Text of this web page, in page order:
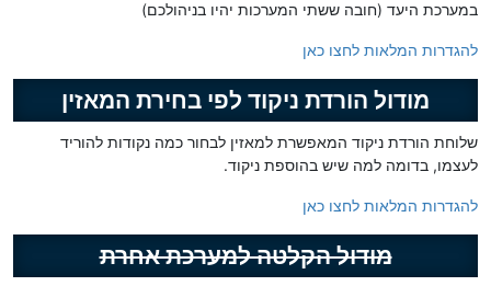
במערכת היעד (חובה ששתי המערכות יהיו בניהולכם)
להגדרות המלאות לחצו כאן
מודול הורדת ניקוד לפי בחירת המאזין
שלוחת הורדת ניקוד המאפשרת למאזין לבחור כמה נקודות להוריד
לעצמו, בדומה למה שיש בהוספת ניקוד.
להגדרות המלאות לחצו כאן
מודול הקלטה למערכת אחרת